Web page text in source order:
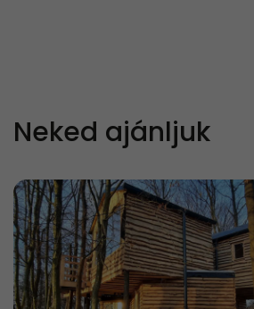
Neked ajánljuk